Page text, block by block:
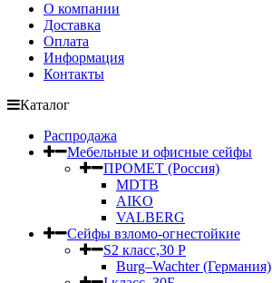
О компании
Доставка
Оплата
Информация
Контакты
Каталог
Распродажа
Мебельные и офисные сейфы
ПРОМЕТ (Россия)
MDTB
AIKO
VALBERG
Сейфы взломо-огнестойкие
S2 класс,30 Р
Burg–Wachter (Германия)